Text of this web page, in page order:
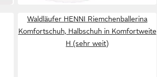
Waldläufer HENNI Riemchenballerina
Komfortschuh, Halbschuh in Komfortweite
H (sehr weit)